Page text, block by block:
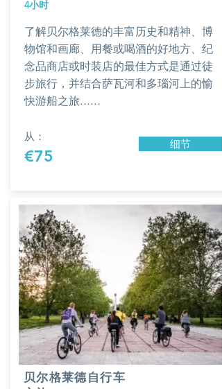
4小时
​了解贝尔格莱德的丰富历史和精神、博
物馆和画廊、用餐或喝酒的好地方、纪
念品商店或时装店的最佳方式是通过徒
步旅行，并结合萨瓦河和多瑙河上的愉
快游船之旅......
从：
€75
细节
贝尔格莱德自行车